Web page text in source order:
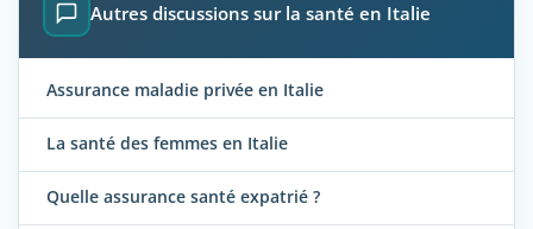
Autres discussions sur la santé en Italie
Assurance maladie privée en Italie
La santé des femmes en Italie
Quelle assurance santé expatrié ?